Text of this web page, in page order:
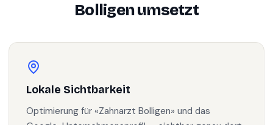
Bolligenumsetzt
Lokale Sichtbarkeit
Optimierung für «Zahnarzt Bolligen» und das